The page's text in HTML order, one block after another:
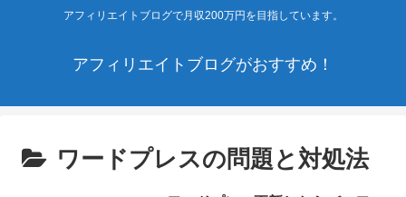
アフィリエイトブログで月収200万円を目指しています。
アフィリエイトブログがおすすめ！
ワードプレスの問題と対処法